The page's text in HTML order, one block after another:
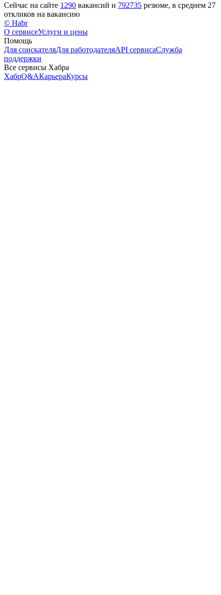
Сейчас на сайте 1290 вакансий и 792735 резюме, в среднем 27
откликов на вакансию
© Habr
О сервисеУслуги и цены
Помощь
Для соискателяДля работодателяAPI сервисаСлужба
поддержки
Все сервисы Хабра
ХабрQ&AКарьераКурсы